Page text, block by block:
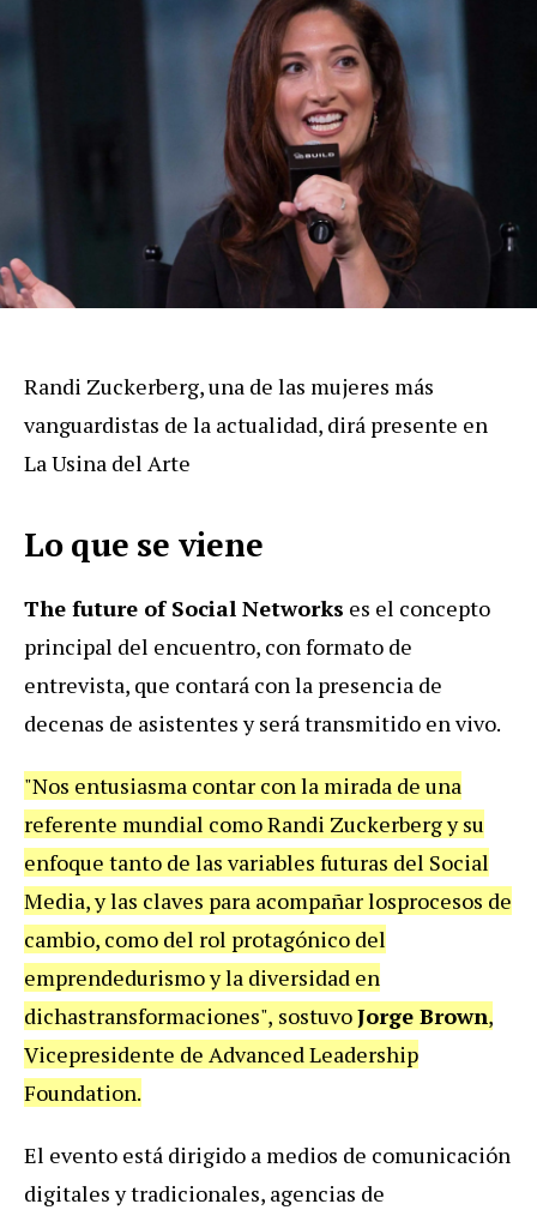
Randi Zuckerberg, una de las mujeres más
vanguardistas de la actualidad, dirá presente en
La Usina del Arte
Lo que se viene
The future of Social Networks es el concepto
principal del encuentro, con formato de
entrevista, que contará con la presencia de
decenas de asistentes y será transmitido en vivo.
"Nos entusiasma contar con la mirada de una
referente mundial como Randi Zuckerberg y su
enfoque tanto de las variables futuras del Social
Media, y las claves para acompañar losprocesos de
cambio, como del rol protagónico del
emprendedurismo y la diversidad en
dichastransformaciones", sostuvoJorge Brown,
Vicepresidente de Advanced Leadership
Foundation.
El evento está dirigido a medios de comunicación
digitales y tradicionales, agencias de